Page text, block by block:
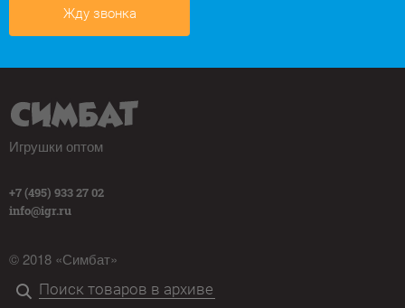
Жду звонка
Игрушки оптом
+7 (495) 933 27 02
info@igr.ru
© 2018 «Симбат»